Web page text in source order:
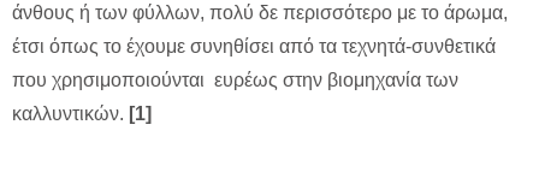
άνθους ή των φύλλων, πολύ δε περισσότερο με το άρωμα,
έτσι όπως το έχουμε συνηθίσει από τα τεχνητά-συνθετικά
που χρησιμοποιούνται ευρέως στην βιομηχανία των
καλλυντικών. [1]